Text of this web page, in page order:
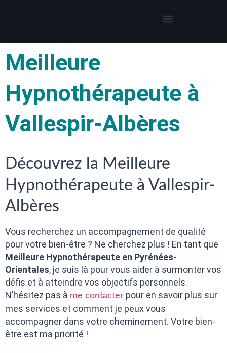
Meilleure
Hypnothérapeute à
Vallespir-Albères
Découvrez la Meilleure
Hypnothérapeute à Vallespir-
Albères
Vous recherchez un accompagnement de qualité
pour votre bien-être ? Ne cherchez plus ! En tant que
Meilleure Hypnothérapeute en Pyrénées-
Orientales, je suis là pour vous aider à surmonter vos
défis et à atteindre vos objectifs personnels.
N’hésitez pas à me contacter pour en savoir plus sur
mes services et comment je peux vous
accompagner dans votre cheminement. Votre bien-
être est ma priorité !